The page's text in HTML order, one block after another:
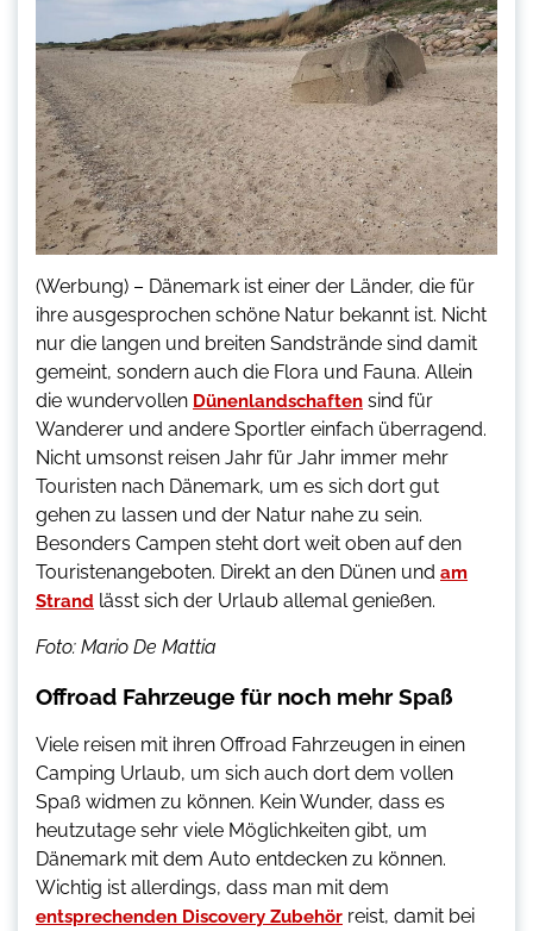
(Werbung) – Dänemark ist einer der Länder, die für
ihre ausgesprochen schöne Natur bekannt ist. Nicht
nur die langen und breiten Sandstrände sind damit
gemeint, sondern auch die Flora und Fauna. Allein
die wundervollen Dünenlandschaften sind für
Wanderer und andere Sportler einfach überragend.
Nicht umsonst reisen Jahr für Jahr immer mehr
Touristen nach Dänemark, um es sich dort gut
gehen zu lassen und der Natur nahe zu sein.
Besonders Campen steht dort weit oben auf den
Touristenangeboten. Direkt an den Dünen und am
Strand lässt sich der Urlaub allemal genießen.
Foto: Mario De Mattia
Offroad Fahrzeuge für noch mehr Spaß
Viele reisen mit ihren Offroad Fahrzeugen in einen
Camping Urlaub, um sich auch dort dem vollen
Spaß widmen zu können. Kein Wunder, dass es
heutzutage sehr viele Möglichkeiten gibt, um
Dänemark mit dem Auto entdecken zu können.
Wichtig ist allerdings, dass man mit dem
entsprechenden Discovery Zubehör reist, damit bei